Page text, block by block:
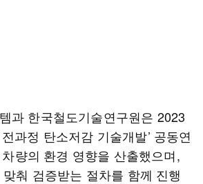
과 한국철도기술연구원은 2023
과정 탄소저감 기술개발’ 공동연
량의 환경 영향을 산출했으며,
춰 검증받는 절차를 함께 진행